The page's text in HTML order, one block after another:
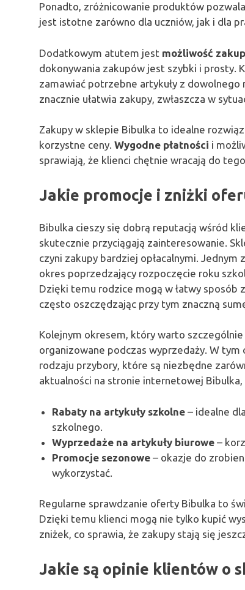
Ponadto, zróżnicowanie produktów
jest istotne zarówno dla uczniów, jak i dla
Dodatkowym atutem jest możliwość
dokonywania zakupów jest szybki i prosty.
zamawiać potrzebne artykuły z dowolnego
znacznie ułatwia zakupy, zwłaszcza w
Zakupy w sklepie Bibulka to idealne
korzystne ceny. Wygodne płatności i
sprawiają, że klienci chętnie wracają do
Jakie promocje i zniżki
Bibulka cieszy się dobrą reputacją wśród
skutecznie przyciągają zainteresowanie.
czyni zakupy bardziej opłacalnymi.
okres poprzedzający rozpoczęcie roku
Dzięki temu rodzice mogą w łatwy sposób
często oszczędzając przy tym znaczną
Kolejnym okresem, który warto
organizowane podczas wyprzedaży. W
rodzaju przybory, które są niezbędne
aktualności na stronie internetowej
Rabaty na artykuły szkolne – idealne
szkolnego.
Wyprzedaże na artykuły biurowe –
Promocje sezonowe – okazje do
wykorzystać.
Regularne sprawdzanie oferty Bibulka to
Dzięki temu klienci mogą nie tylko kupić
zniżek, co sprawia, że zakupy stają się
Jakie są opinie klientów o